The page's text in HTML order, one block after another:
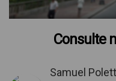
Consulte
Samuel